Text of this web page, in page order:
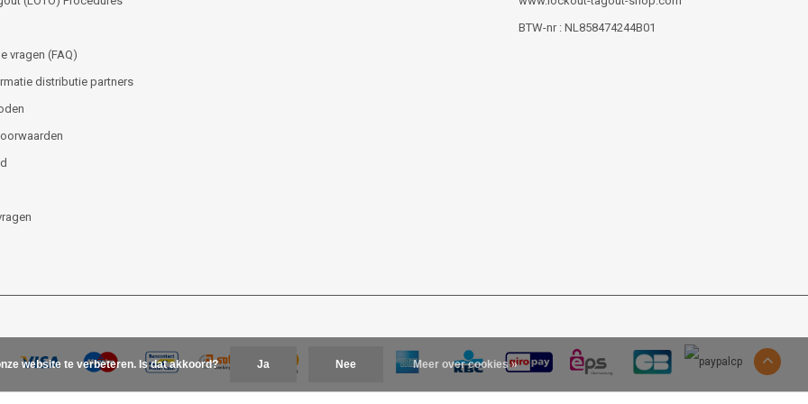
vragen (FAQ)
distributie partners
BTW-nr : NL858474244B01
website te verbeteren. Is dat akkoord? Ja Nee Meer over cookies »